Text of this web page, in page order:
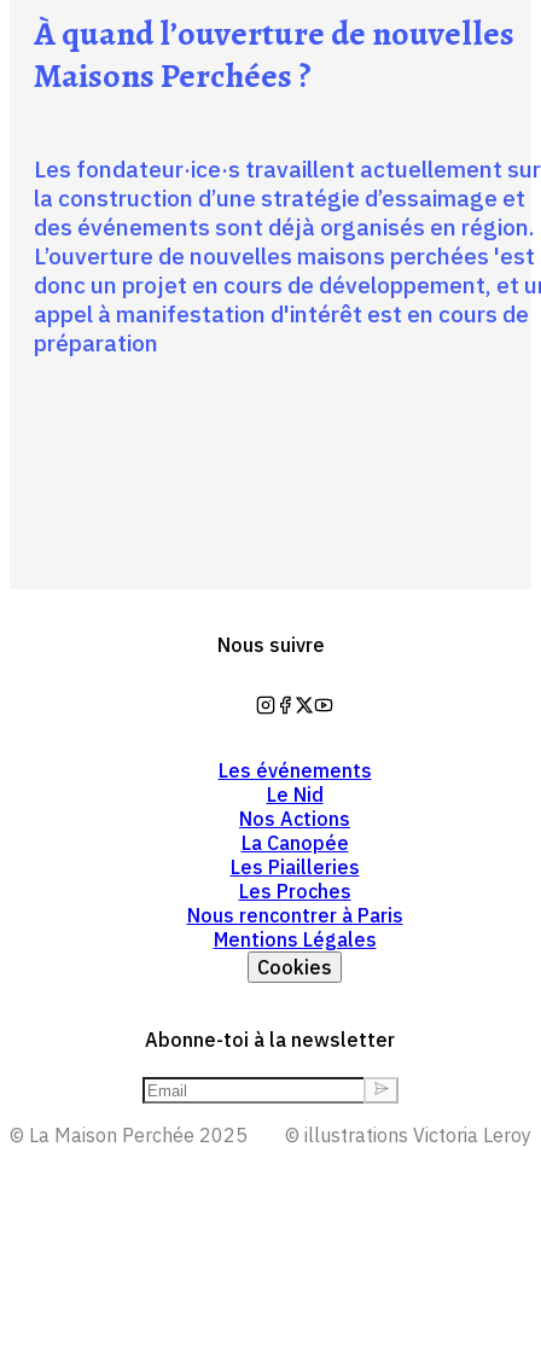
À quand l’ouverture de nouvelles
Maisons Perchées ?
Les fondateur·ice·s travaillent actuellement sur
la construction d’une stratégie d’essaimage et
des événements sont déjà organisés en région.
L’ouverture de nouvelles maisons perchées 'est
donc un projet en cours de développement, et
appel à manifestation d'intérêt est en cours de
préparation
Les événements
Le Nid
Nos Actions
La Canopée
Les Piailleries
Les Proches
Nous rencontrer à Paris
Mentions Légales
Cookies
Nous suivre
https://www.instagram.com/
https://www.facebook.com/
https://twitter.com/
https://
Abonne-toi à la newsletter
© La Maison Perchée 2025 © illustrations Victoria Leroy